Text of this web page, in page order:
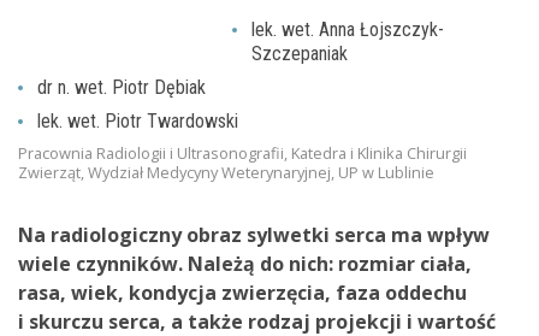
lek. wet. Anna Łojszczyk-
Szczepaniak
dr n. wet. Piotr Dębiak
lek. wet. Piotr Twardowski
Pracownia Radiologii i Ultrasonografii, Katedra i Klinika Chirurgii
Zwierząt, Wydział Medycyny Weterynaryjnej, UP w Lublinie
Na radiologiczny obraz sylwetki serca ma wpływ
wiele czynników. Należą do nich: rozmiar ciała,
rasa, wiek, kondycja zwierzęcia, faza oddechu
i skurczu serca, a także rodzaj projekcji i wartość